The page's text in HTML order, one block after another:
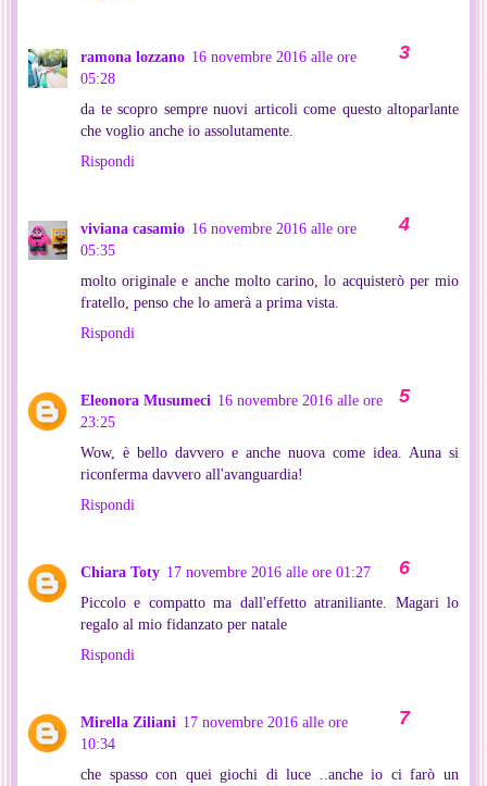
ramona lozzano 16 novembre 2016 alle ore
05:28
da te scopro sempre nuovi articoli come questo altoparlante
che voglio anche io assolutamente.
Rispondi
viviana casamio 16 novembre 2016 alle ore
05:35
molto originale e anche molto carino, lo acquisterò per mio
fratello, penso che lo amerà a prima vista.
Rispondi
Eleonora Musumeci 16 novembre 2016 alle ore
23:25
Wow, è bello davvero e anche nuova come idea. Auna si
riconferma davvero all'avanguardia!
Rispondi
Chiara Toty 17 novembre 2016 alle ore 01:27
Piccolo e compatto ma dall'effetto atraniliante. Magari lo
regalo al mio fidanzato per natale
Rispondi
Mirella Ziliani 17 novembre 2016 alle ore
10:34
che spasso con quei giochi di luce ..anche io ci farò un